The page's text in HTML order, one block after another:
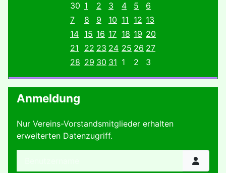
30 1 2 3 4 5
6
7
8 9 10 11 12 13
14 15 16 17 18 19 20
21
22 23 24 25 26 27
28 29 30 31 1 2 3
Anmeldung
Nur Vereins-Vorstandsmitglieder erhalten
erweiterten Datenzugriff.